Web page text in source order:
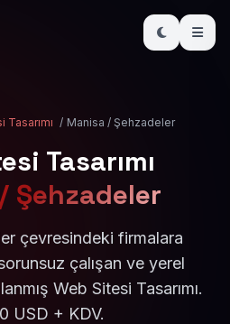
Tasarımı / Manisa / Şehzadeler
Tasarımı
Şehzadeler
çevresindeki firmalara
çalışan ve yerel
Web Sitesi Tasarımı.
USD + KDV.